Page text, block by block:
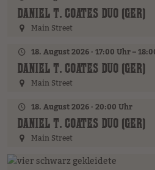
DANIEL T. COATES DUO (GER)
Main Street
18. August 2026 · 17:00 Uhr –
DANIEL T. COATES DUO (GER)
Main Street
18. August 2026 · 20:00 Uhr
DANIEL T. COATES DUO (GER)
Main Street